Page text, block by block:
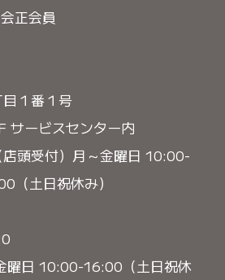
正会員
１番１号
サービスセンター内
頭受付）月～金曜日 10:00-
土日祝休み）
曜日 10:00-16:00（土日祝休